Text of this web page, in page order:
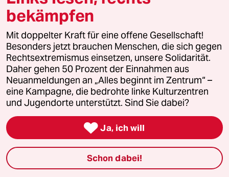
taz Blogs
taz FUTURZWEI
Le Monde diplomatique
taz Archiv
Mehr taz Angebote
bekämpfen
Mit doppelter Kraft für eine offene Gesellschaft!
Besonders jetzt brauchen Menschen, die sich gegen
Rechtsextremismus einsetzen, unsere Solidarität.
Daher gehen 50 Prozent der Einnahmen aus
Neuanmeldungen an „Alles beginnt im Zentrum“ –
eine Kampagne, die bedrohte linke Kulturzentren
und Jugendorte unterstützt. Sind Sie dabei?
 Ja, ich will
Schon dabei!